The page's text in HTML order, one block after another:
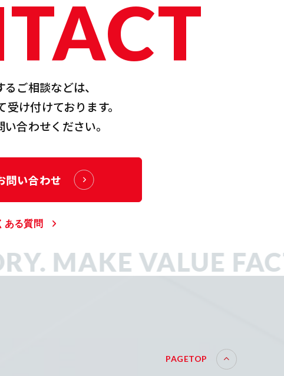
ご相談などは、
け付けております。
合わせください。
問い合わせ
ある質問
MAKE VALUE
PAGETOP